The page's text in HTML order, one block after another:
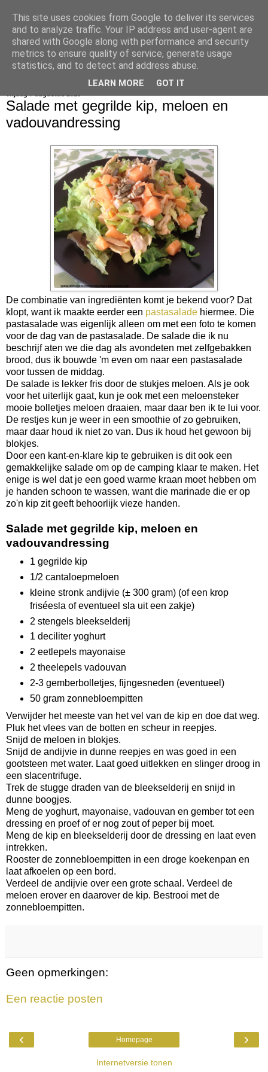
bijna net zo lekker als thuis
Salade met gegrilde kip, meloen en
vadouvandressing
De combinatie van ingrediënten komt je bekend voor? Dat
klopt, want ik maakte eerder een pastasalade hiermee. Die
pastasalade was eigenlijk alleen om met een foto te komen
voor de dag van de pastasalade. De salade die ik nu
beschrijf aten we die dag als avondeten met zelfgebakken
brood, dus ik bouwde 'm even om naar een pastasalade
voor tussen de middag.
De salade is lekker fris door de stukjes meloen. Als je ook
voor het uiterlijk gaat, kun je ook met een meloensteker
mooie bolletjes meloen draaien, maar daar ben ik te lui voor.
De restjes kun je weer in een smoothie of zo gebruiken,
maar daar houd ik niet zo van. Dus ik houd het gewoon bij
blokjes.
Door een kant-en-klare kip te gebruiken is dit ook een
gemakkelijke salade om op de camping klaar te maken. Het
enige is wel dat je een goed warme kraan moet hebben om
je handen schoon te wassen, want die marinade die er op
zo'n kip zit geeft behoorlijk vieze handen.
Salade met gegrilde kip, meloen en
vadouvandressing
1 gegrilde kip
1/2 cantaloepmeloen
kleine stronk andijvie (± 300 gram) (of een krop
friséesla of eventueel sla uit een zakje)
2 stengels bleekselderij
1 deciliter yoghurt
2 eetlepels mayonaise
2 theelepels vadouvan
2-3 gemberbolletjes, fijngesneden (eventueel)
50 gram zonnebloempitten
Verwijder het meeste van het vel van de kip en doe dat weg.
Pluk het vlees van de botten en scheur in reepjes.
Snijd de meloen in blokjes.
Snijd de andijvie in dunne reepjes en was goed in een
gootsteen met water. Laat goed uitlekken en slinger droog in
een slacentrifuge.
Trek de stugge draden van de bleekselderij en snijd in
dunne boogjes.
Meng de yoghurt, mayonaise, vadouvan en gember tot een
dressing en proef of er nog zout of peper bij moet.
Meng de kip en bleekselderij door de dressing en laat even
intrekken.
Rooster de zonnebloempitten in een droge koekenpan en
laat afkoelen op een bord.
Verdeel de andijvie over een grote schaal. Verdeel de
meloen erover en daarover de kip. Bestrooi met de
zonnebloempitten.
Geen opmerkingen:
Een reactie posten
‹ ›
Homepage
Internetversie tonen
This site uses cookies from Google to deliver its services
and to analyze traffic. Your IP address and user-agent are
shared with Google along with performance and security
metrics to ensure quality of service, generate usage
statistics, and to detect and address abuse.
LEARN MORE GOT IT